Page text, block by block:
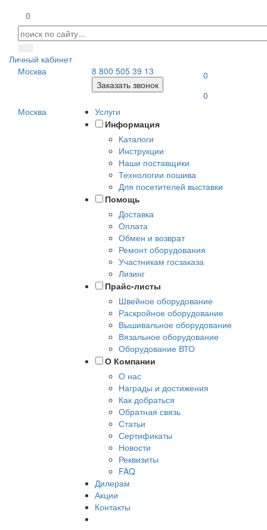
0
Личный кабинет
Москва
8 800 505 39 13
Заказать звонок
0
0
Москва
Услуги
Информация
Каталоги
Инструкции
Наши поставщики
Технологии пошива
Для посетителей выставки
Помощь
Доставка
Оплата
Обмен и возврат
Ремонт оборудования
Участникам госзаказа
Лизинг
Прайс-листы
Швейное оборудование
Раскройное оборудование
Вышивальное оборудование
Вязальное оборудование
Оборудование ВТО
О Компании
О нас
Награды и достижения
Как добраться
Обратная связь
Статьи
Сертификаты
Новости
Реквизиты
FAQ
Дилерам
Акции
Контакты